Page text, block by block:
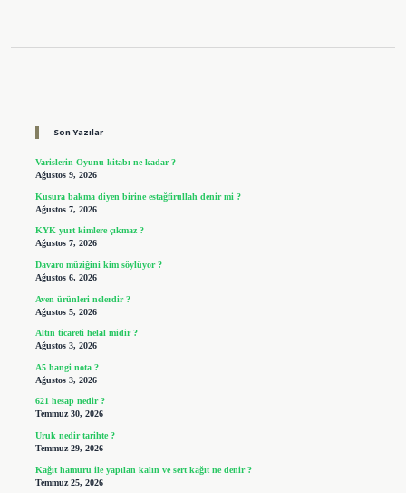
Son Yazılar
Varislerin Oyunu kitabı ne kadar ?
Ağustos 9, 2026
Kusura bakma diyen birine estağfirullah denir mi ?
Ağustos 7, 2026
KYK yurt kimlere çıkmaz ?
Ağustos 7, 2026
Davaro müziğini kim söylüyor ?
Ağustos 6, 2026
Aven ürünleri nelerdir ?
Ağustos 5, 2026
Altın ticareti helal midir ?
Ağustos 3, 2026
A5 hangi nota ?
Ağustos 3, 2026
621 hesap nedir ?
Temmuz 30, 2026
Uruk nedir tarihte ?
Temmuz 29, 2026
Kağıt hamuru ile yapılan kalın ve sert kağıt ne denir ?
Temmuz 25, 2026